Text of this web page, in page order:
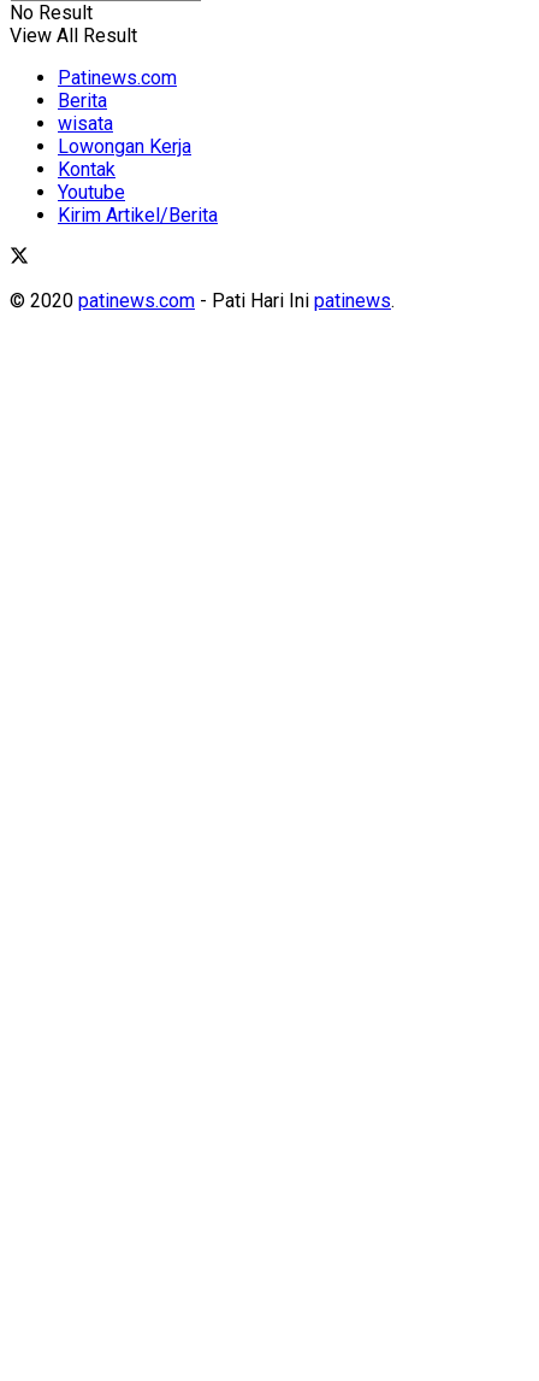
No Result
View All Result
Patinews.com
Berita
wisata
Lowongan Kerja
Kontak
Youtube
Kirim Artikel/Berita
© 2020 patinews.com - Pati Hari Ini patinews.